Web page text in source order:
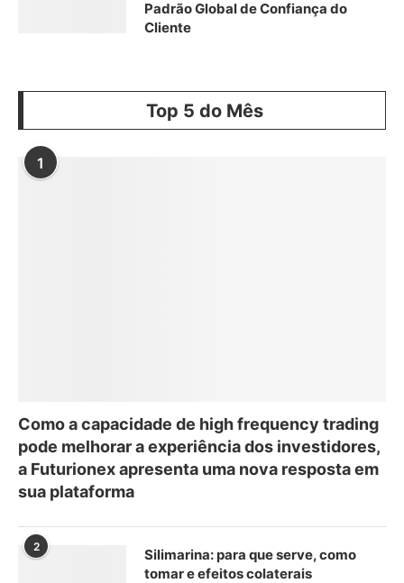
Padrão Global de Confiança do
Cliente
Top 5 do Mês
1
Como a capacidade de high frequency trading
pode melhorar a experiência dos investidores,
a Futurionex apresenta uma nova resposta em
sua plataforma
2
Silimarina: para que serve, como
tomar e efeitos colaterais